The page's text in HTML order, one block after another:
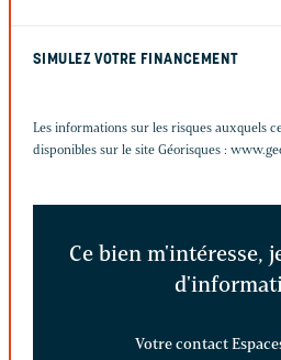
SIMULEZ VOTRE FINANCEMENT
Les informations sur les risques auxquels
disponibles sur le site Géorisques :
Ce bien m'intéresse,
Votre contact